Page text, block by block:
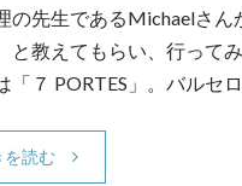
の先生であるMichaelさ
と教えてもらい、行って
「７ PORTES」。バルセ
を読む